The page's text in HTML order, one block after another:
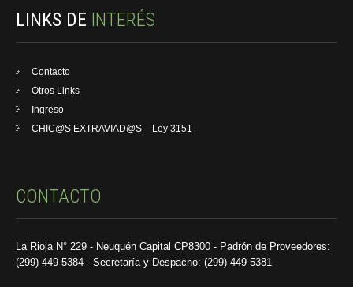
LINKS DE INTERÉS
Contacto
Otros Links
Ingreso
CHIC@S EXTRAVIAD@S – Ley 3151
CONTACTO
La Rioja N° 229 - Neuquén Capital CP8300 - Padrón de Proveedores:
(299) 449 5384 - Secretaría y Despacho: (299) 449 5381